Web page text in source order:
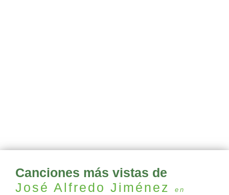
Canciones más vistas de
José Alfredo Jiménez
en